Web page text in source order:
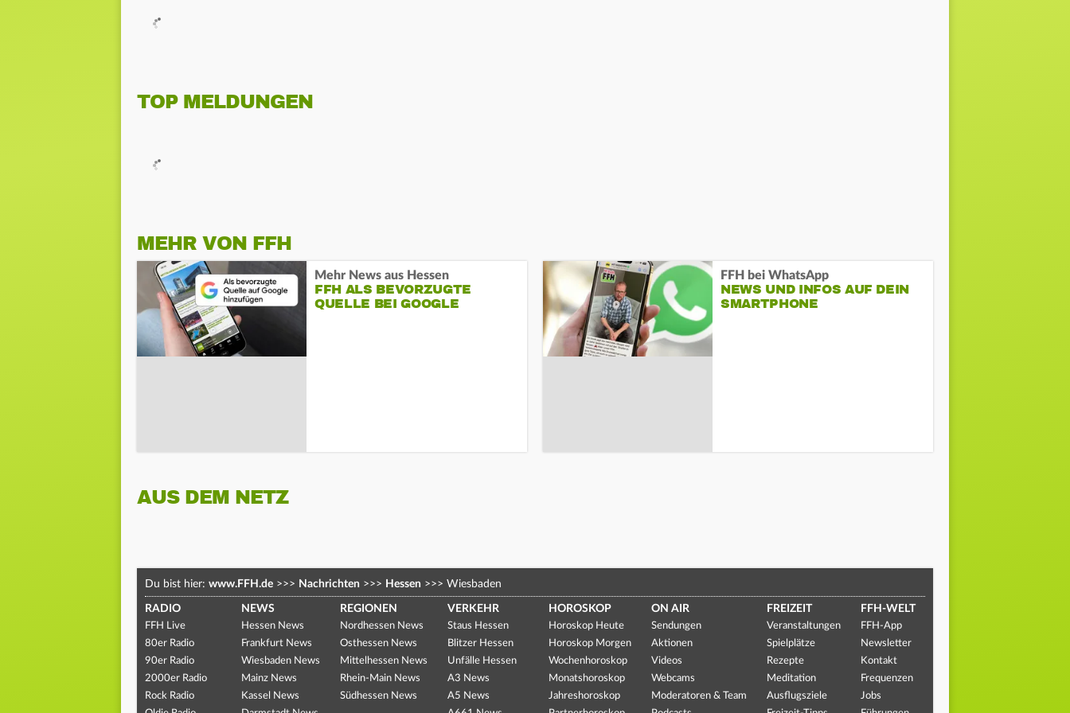
TOP MELDUNGEN
MEHR VON FFH
Mehr News aus Hessen
FFH ALS BEVORZUGTE
QUELLE BEI GOOGLE
FFH bei WhatsApp
NEWS UND INFOS AUF DEIN
SMARTPHONE
AUS DEM NETZ
Du bist hier: www.FFH.de >>> Nachrichten >>> Hessen >>> Wiesbaden
RADIO
FFH Live
80er Radio
90er Radio
2000er Radio
Rock Radio
NEWS
Hessen News
Frankfurt News
Wiesbaden News
Mainz News
Kassel News
REGIONEN
Nordhessen News
Osthessen News
Mittelhessen News
Rhein-Main News
Südhessen News
VERKEHR
Staus Hessen
Blitzer Hessen
Unfälle Hessen
A3 News
A5 News
HOROSKOP
Horoskop Heute
Horoskop Morgen
Wochenhoroskop
Monatshoroskop
Jahreshoroskop
ON AIR
Sendungen
Aktionen
Videos
Webcams
Moderatoren & Team
FREIZEIT
Veranstaltungen
Spielplätze
Rezepte
Meditation
Ausflugsziele
FFH-WELT
FFH-App
Newsletter
Kontakt
Frequenzen
Jobs